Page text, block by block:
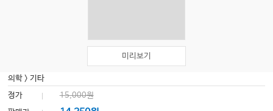
미리보기
의학 >기타
정가
15,000원